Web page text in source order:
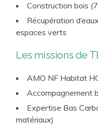
Construction bois
Récupération
espaces verts
Les missions de
AMO NF Habitat
Accompagnement
Expertise Bas
matériaux)